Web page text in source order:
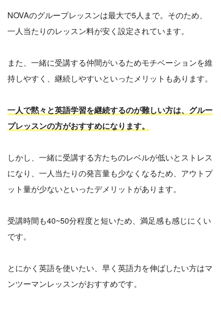
NOVAのグループレッスンは最大で5人まで。そのため、
一人当たりのレッスン料が安く設定されています。
また、一緒に受講する仲間がいるためモチベーションを維
持しやすく、継続しやすいといったメリットもあります。
一人で黙々と英語学習を継続するのが難しい方は、グルー
プレッスンの方がおすすめになります。
しかし、一緒に受講する方たちのレベルが低いとストレス
になり、一人当たりの発言量も少なくなるため、アウトプ
ット量が少ないといったデメリットがあります。
受講時間も40~50分程度と短いため、満足感も感じにくい
です。
とにかく英語を使いたい、早く英語力を伸ばしたい方はマ
ンツーマンレッスンがおすすめです。